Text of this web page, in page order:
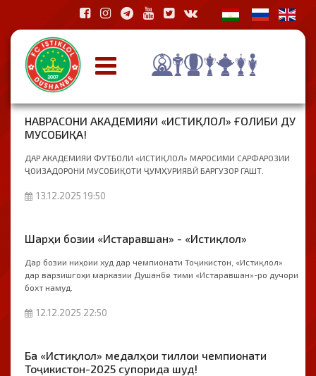
НАВРАСОНИ АКАДЕМИЯИ «ИСТИҚЛОЛ» ҒОЛИБИ ДУ
МУСОБИҚА!
ДАР АКАДЕМИЯИ ФУТБОЛИ «ИСТИҚЛОЛ» МАРОСИМИ САРФАРОЗИИ
ҶОИЗАДОРОНИ МУСОБИҚОТИ ҶУМҲУРИЯВӢ БАРГУЗОР ГАШТ.
13.12.2025 19:50
Шарҳи бозии «Истаравшан» - «Истиқлол»
Дар бозии ниҳоии худ дар чемпионати Тоҷикистон, «Истиқлол»
дар варзишгоҳи марказии Душанбе тими «Истаравшан»-ро дучори
бохт намуд.
12.12.2025 22:50
Ба «Истиқлол» медалҳои тиллои чемпионати
Тоҷикистон-2025 супорида шуд!